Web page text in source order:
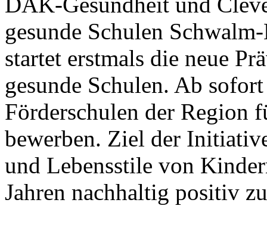
gesunde Schulen
startet erstmals die neue
gesunde Schulen. Ab
Förderschulen der Region
bewerben. Ziel der
und Lebensstile von
Jahren nachhaltig positiv